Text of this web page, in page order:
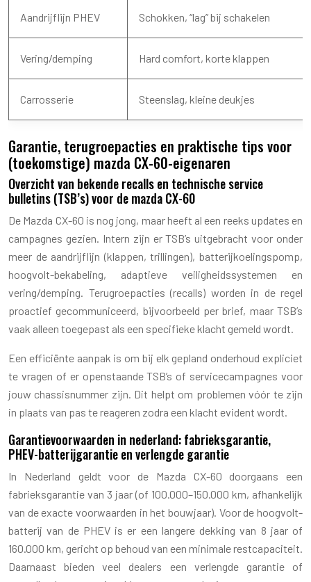
Aandrijflijn PHEV Schokken, “lag” bij schakelen
Vering/demping Hard comfort, korte klappen
Carrosserie Steenslag, kleine deukjes
Garantie, terugroepacties en praktische tips voor
(toekomstige) mazda CX-60-eigenaren
Overzicht van bekende recalls en technische service
bulletins (TSB’s) voor de mazda CX-60
De Mazda CX-60 is nog jong, maar heeft al een reeks updates en
campagnes gezien. Intern zijn er TSB’s uitgebracht voor onder
meer de aandrijflijn (klappen, trillingen), batterijkoelingspomp,
hoogvolt-bekabeling, adaptieve veiligheidssystemen en
vering/demping. Terugroepacties (recalls) worden in de regel
proactief gecommuniceerd, bijvoorbeeld per brief, maar TSB’s
vaak alleen toegepast als een specifieke klacht gemeld wordt.
Een efficiënte aanpak is om bij elk gepland onderhoud expliciet
te vragen of er openstaande TSB’s of servicecampagnes voor
jouw chassisnummer zijn. Dit helpt om problemen vóór te zijn
in plaats van pas te reageren zodra een klacht evident wordt.
Garantievoorwaarden in nederland: fabrieksgarantie,
PHEV-batterijgarantie en verlengde garantie
In Nederland geldt voor de Mazda CX-60 doorgaans een
fabrieksgarantie van 3 jaar (of 100.000–150.000 km, afhankelijk
van de exacte voorwaarden in het bouwjaar). Voor de hoogvolt-
batterij van de PHEV is er een langere dekking van 8 jaar of
160.000 km, gericht op behoud van een minimale restcapaciteit.
Daarnaast bieden veel dealers een verlengde garantie of